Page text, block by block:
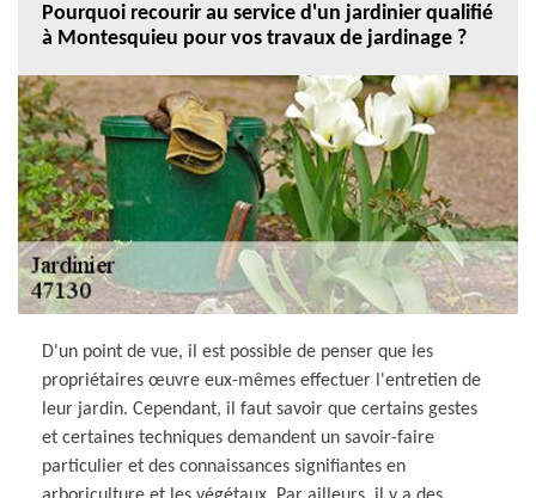
Pourquoi recourir au service d'un jardinier qualifié
à Montesquieu pour vos travaux de jardinage ?
D'un point de vue, il est possible de penser que les
propriétaires œuvre eux-mêmes effectuer l'entretien de
leur jardin. Cependant, il faut savoir que certains gestes
et certaines techniques demandent un savoir-faire
particulier et des connaissances signifiantes en